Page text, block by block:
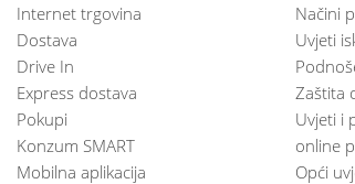
Internet trgovina
Dostava
Drive In
Express dostava
Pokupi
Konzum SMART
Mobilna aplikacija
Načini
Uvjeti
Zaštita
Uvjeti i
online
Opći